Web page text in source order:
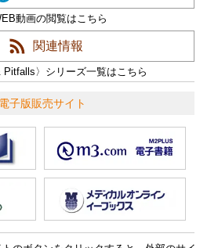
動画の閲覧はこちら
関連情報
Pitfalls〉シリーズ一覧はこちら
電子版販売サイト